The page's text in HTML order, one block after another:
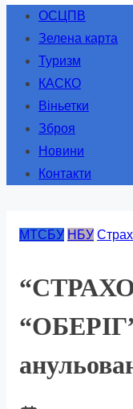
ОСЦПВ
Зелена карта
Туризм
КАСКО
Віньетки
Зброя
Новини
Контакти
МТСБУ НБУ